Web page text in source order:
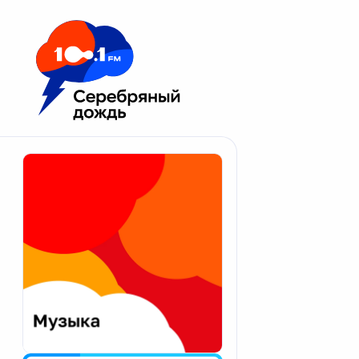
Москва 100.1 FM
Апатиты
Екатеринбург
Калининград
Калуга